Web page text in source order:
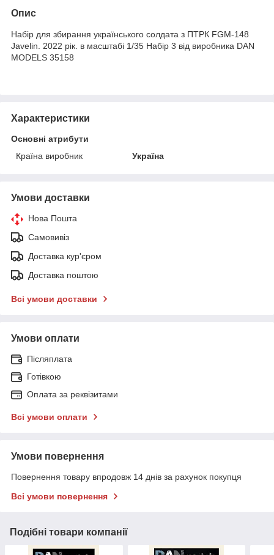
Опис
Набір для збирання українського солдата з ПТРК FGM-148
Javelin. 2022 рік. в масштабі 1/35 Набір 3 від виробника DAN
MODELS 35158
Характеристики
Основні атрибути
Країна виробник
Україна
Умови доставки
Нова Пошта
Самовивіз
Доставка кур'єром
Доставка поштою
Всі умови доставки
Умови оплати
Післяплата
Готівкою
Оплата за реквізитами
Всі умови оплати
Умови повернення
Повернення товару впродовж 14 днів за рахунок покупця
Всі умови повернення
Подібні товари компанії